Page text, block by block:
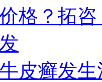
格？拓
皮癣发